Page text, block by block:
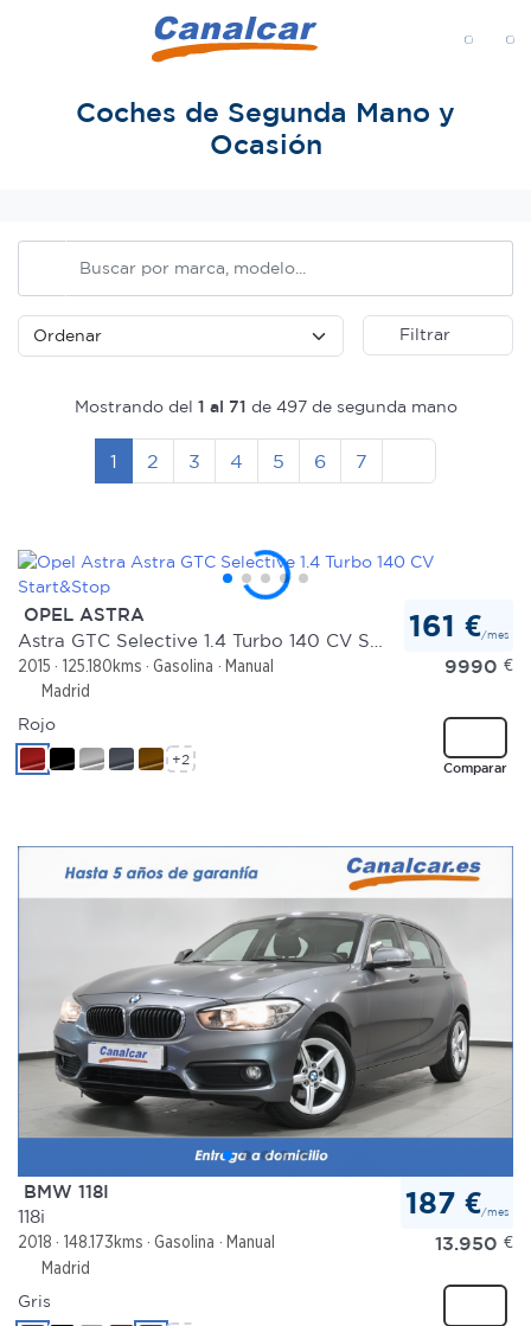
Coches de Segunda Mano y
Ocasión
Filtrar
Mostrando del 1 al 71 de 497 de segunda mano
1 2 3 4 5 6 7
OPEL ASTRA
2015 125.180kms Gasolina
Manual
Madrid
161 €/mes
9990 €
Comparar
Rojo
+2
BMW 118I
118i
2018 148.173kms Gasolina
Manual
Madrid
187 €/mes
13.950 €
Gris